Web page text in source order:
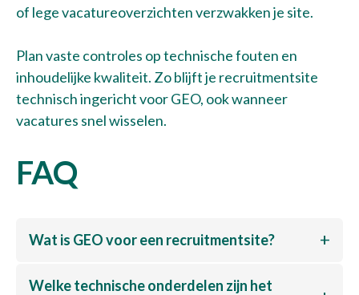
of lege vacatureoverzichten verzwakken je site.
Plan vaste controles op technische fouten en
inhoudelijke kwaliteit. Zo blijft je recruitmentsite
technisch ingericht voor GEO, ook wanneer
vacatures snel wisselen.
FAQ
Wat is GEO voor een recruitmentsite?
Welke technische onderdelen zijn het